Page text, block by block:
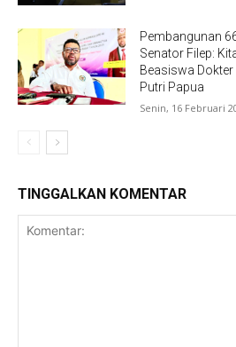
Pembangunan
Senator Filep:
Beasiswa
Putri Papua
Senin, 16 Februari
TINGGALKAN KOMENTAR